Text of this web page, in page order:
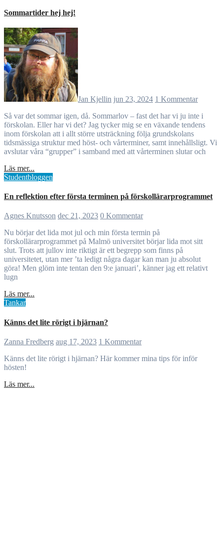
Sommartider hej hej!
Jan Kjellin jun 23, 2024 1 Kommentar
Så var det sommar igen, då. Sommarlov – fast det har vi ju inte i
förskolan. Eller har vi det? Jag tycker mig se en växande tendens
inom förskolan att i allt större utsträckning följa grundskolans
tidsmässiga struktur med höst- och vårterminer, samt innehållsligt. Vi
avslutar våra “grupper” i samband med att vårterminen slutar och
Läs mer...
Studentbloggen
En reflektion efter första terminen på förskollärarprogrammet
Agnes Knutsson dec 21, 2023 0 Kommentar
Nu börjar det lida mot jul och min första termin på
förskollärarprogrammet på Malmö universitet börjar lida mot sitt
slut. Trots att jullov inte riktigt är ett begrepp som finns på
universitetet, utan mer ’ta ledigt några dagar kan man ju absolut
göra! Men glöm inte tentan den 9:e januari’, känner jag ett relativt
lugn
Läs mer...
Tankar
Känns det lite rörigt i hjärnan?
Zanna Fredberg aug 17, 2023 1 Kommentar
Känns det lite rörigt i hjärnan? Här kommer mina tips för inför
hösten!
Läs mer...